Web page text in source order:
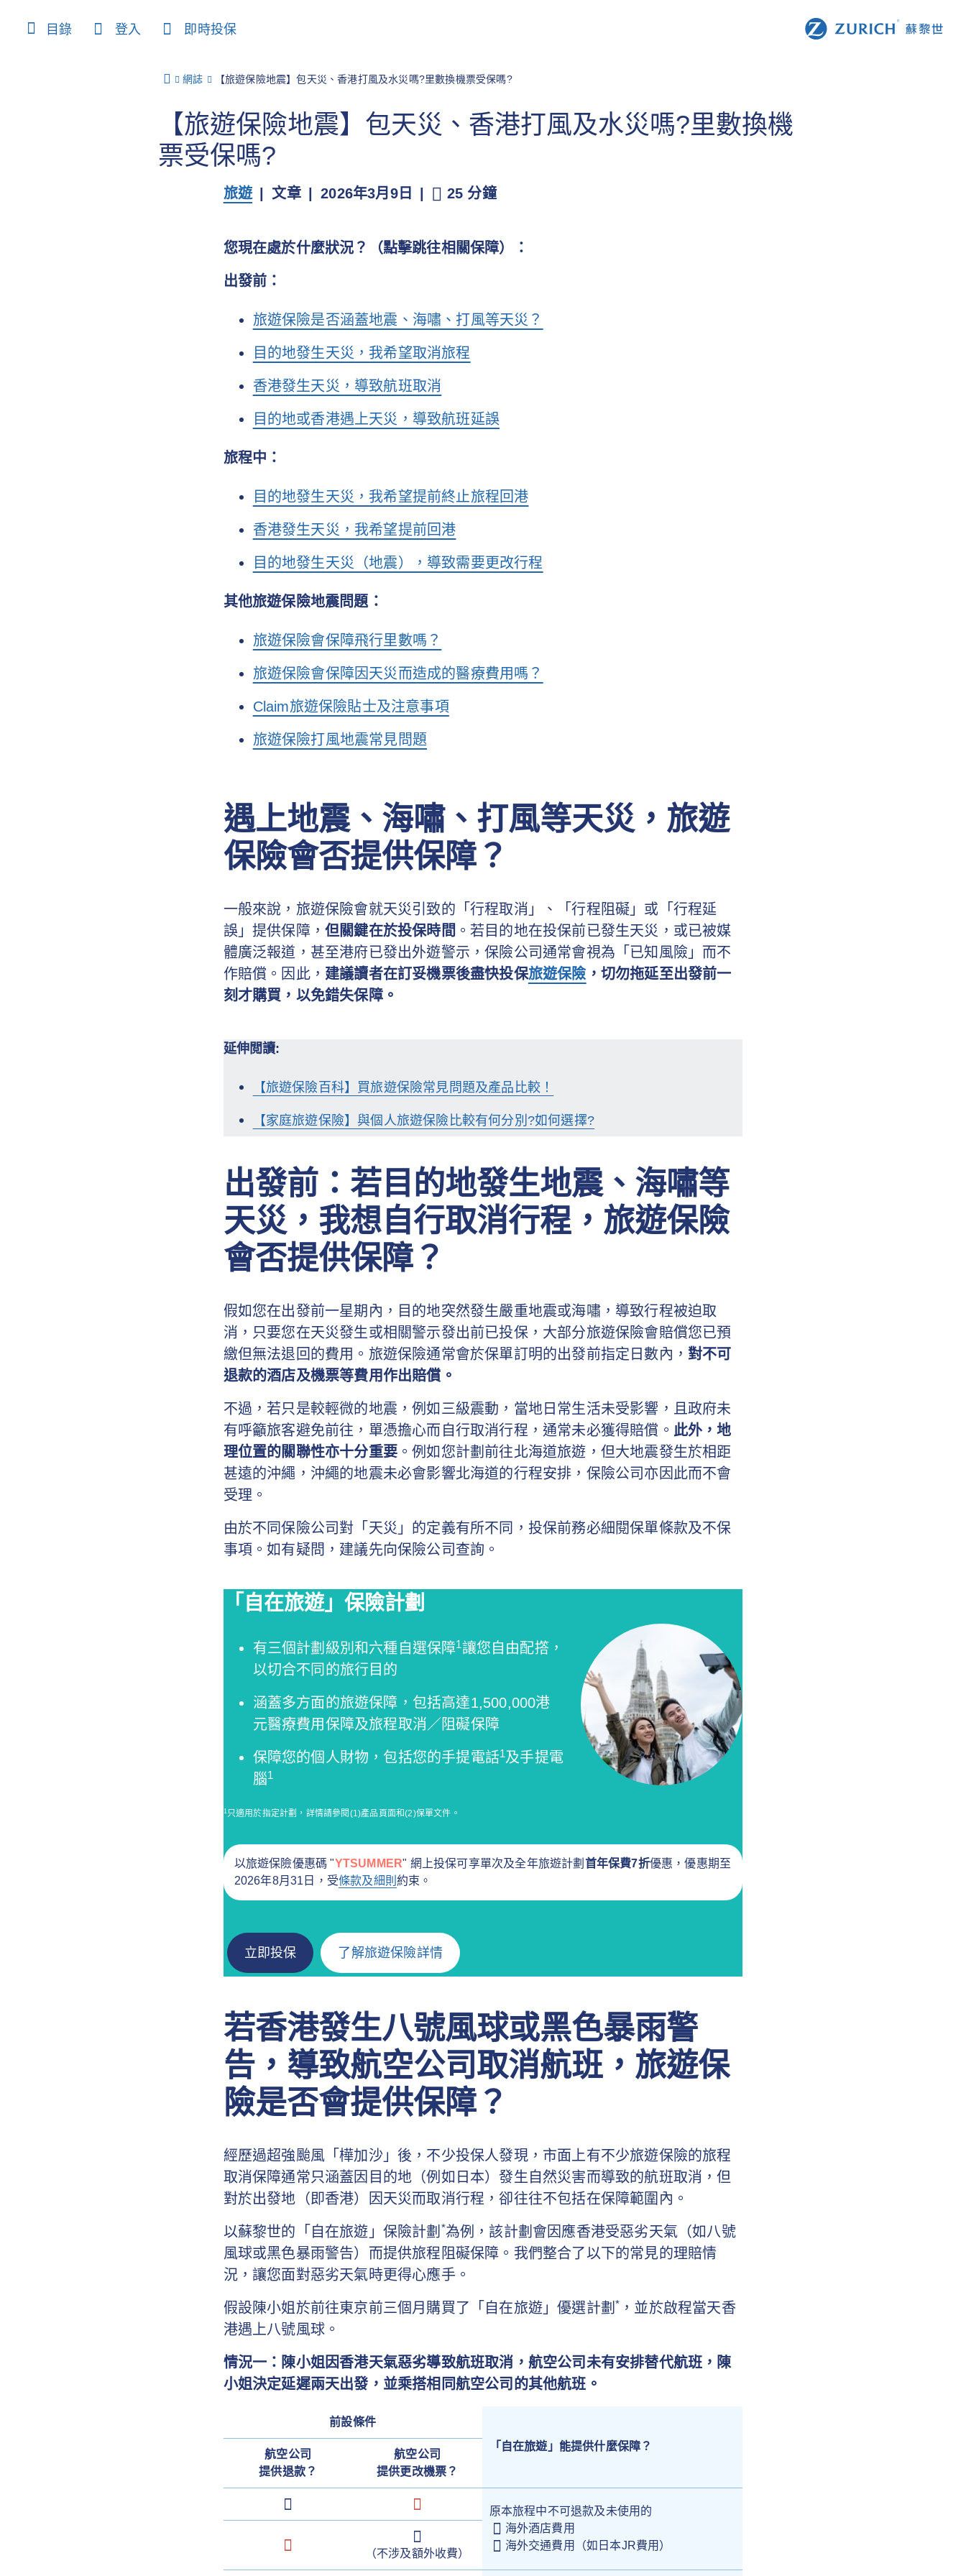
目錄 登入 即時投保
網誌 【旅遊保險地震】包天災、香港打風及水災嗎?里數換機票受保嗎?
【旅遊保險地震】包天災、香港打風及水災嗎?里數換機
票受保嗎?
旅遊 文章 2026年3月9日 25 分鐘
您現在處於什麼狀況？（點擊跳往相關保障）：
出發前：
旅遊保險是否涵蓋地震、海嘯、打風等天災？
目的地發生天災，我希望取消旅程
香港發生天災，導致航班取消
目的地或香港遇上天災，導致航班延誤
旅程中：
目的地發生天災，我希望提前終止旅程回港
香港發生天災，我希望提前回港
目的地發生天災（地震），導致需要更改行程
其他旅遊保險地震問題：
旅遊保險會保障飛行里數嗎？
旅遊保險會保障因天災而造成的醫療費用嗎？
Claim旅遊保險貼士及注意事項
旅遊保險打風地震常見問題
遇上地震、海嘯、打風等天災，旅遊
保險會否提供保障？
一般來說，旅遊保險會就天災引致的「行程取消」、「行程阻礙」或「行程延
誤」提供保障，但關鍵在於投保時間 。若目的地在投保前已發生天災，或已被媒
體廣泛報道，甚至港府已發出外遊警示，保險公司通常會視為「已知風險」而不
作賠償。因此， 建議讀者在訂妥機票後盡快投保旅遊保險 ，切勿拖延至出發前一
刻才購買，以免錯失保障。
延伸閲讀:
【旅遊保險百科】買旅遊保險常見問題及產品比較！
【家庭旅遊保險】與個人旅遊保險比較有何分別?如何選擇?
出發前：若目的地發生地震、海嘯等
天災，我想自行取消行程，旅遊保險
會否提供保障？
假如您在出發前一星期內，目的地突然發生嚴重地震或海嘯，導致行程被迫取
消，只要您在天災發生或相關警示發出前已投保，大部分旅遊保險會賠償您已預
繳但無法退回的費用。旅遊保險通常會於保單訂明的出發前指定日數內， 對不可
退款的酒店及機票等費用作出賠償。
不過，若只是較輕微的地震，例如三級震動，當地日常生活未受影響，且政府未
有呼籲旅客避免前往，單憑擔心而自行取消行程，通常未必獲得賠償。 此外，地
理位置的關聯性亦十分重要 。例如您計劃前往北海道旅遊，但大地震發生於相距
甚遠的沖繩，沖繩的地震未必會影響北海道的行程安排，保險公司亦因此而不會
受理。
由於不同保險公司對「天災」的定義有所不同，投保前務必細閱保單條款及不保
事項。如有疑問，建議先向保險公司查詢。
「自在旅遊」保險計劃
有三個計劃級別和六種自選保障1讓您自由配撘，
以切合不同的旅行目的
涵蓋多方面的旅遊保障，包括高達1,500,000港
元醫療費用保障及旅程取消／阻礙保障
保障您的個人財物，包括您的手提電話1及手提電
腦1
1只適用於指定計劃，詳情請參閱(1)產品頁面和(2)保單文件。
以旅遊保險優惠碼 "YTSUMMER" 網上投保可享單次及全年旅遊計劃 首年保費7折優惠，優惠期至
2026年8月31日，受條款及細則約束。
立即投保 了解旅遊保險詳情
若香港發生八號風球或黑色暴雨警
告，導致航空公司取消航班，旅遊保
險是否會提供保障？
經歷過超強颱風「樺加沙」後，不少投保人發現，市面上有不少旅遊保險的旅程
取消保障通常只涵蓋因目的地（例如日本）發生自然災害而導致的航班取消，但
對於出發地（即香港）因天災而取消行程，卻往往不包括在保障範圍內。
以蘇黎世的「自在旅遊」保險計劃 *為例，該計劃會因應香港受惡劣天氣（如八號
風球或黑色暴雨警告）而提供旅程阻礙保障。我們整合了以下的常見的理賠情
況，讓您面對惡劣天氣時更得心應手。
假設陳小姐於前往東京前三個月購買了「自在旅遊」優選計劃 * ，並於啟程當天香
港遇上八號風球。
情況一：陳小姐因香港天氣惡劣導致航班取消，航空公司未有安排替代航班，陳
小姐決定延遲兩天出發，並乘搭相同航空公司的其他航班。
前設條件
「自在旅遊」能提供什麼保障？
航空公司
提供退款？
航空公司
提供更改機票？
原本旅程中不可退款及未使用的
海外酒店費用
海外交通費用（如日本JR費用）
（不涉及額外收費）